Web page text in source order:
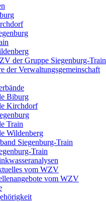
der Gruppe Siegenburg-Train
der Verwaltungsgemeinschaft
Biburg
Kirchdorf
Train
Wildenberg
Siegenburg-Train
Train
vom WZV
vom WZV